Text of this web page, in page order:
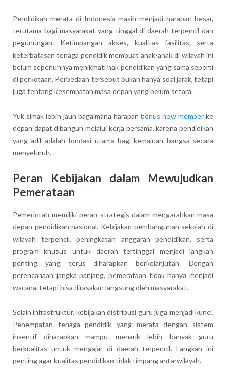
Pendidikan merata di Indonesia masih menjadi harapan besar,
terutama bagi masyarakat yang tinggal di daerah terpencil dan
pegunungan. Ketimpangan akses, kualitas fasilitas, serta
keterbatasan tenaga pendidik membuat anak-anak di wilayah ini
belum sepenuhnya menikmati hak pendidikan yang sama seperti
di perkotaan. Perbedaan tersebut bukan hanya soal jarak, tetapi
juga tentang kesempatan masa depan yang belum setara.
Yuk simak lebih jauh bagaimana harapanbonus new member ke
depan dapat dibangun melalui kerja bersama, karena pendidikan
yang adil adalah fondasi utama bagi kemajuan bangsa secara
menyeluruh.
Peran Kebijakan dalam Mewujudkan
Pemerataan
Pemerintah memiliki peran strategis dalam mengarahkan masa
depan pendidikan nasional. Kebijakan pembangunan sekolah di
wilayah terpencil, peningkatan anggaran pendidikan, serta
program khusus untuk daerah tertinggal menjadi langkah
penting yang terus diharapkan berkelanjutan. Dengan
perencanaan jangka panjang, pemerataan tidak hanya menjadi
wacana, tetapi bisa dirasakan langsung oleh masyarakat.
Selain infrastruktur, kebijakan distribusi guru juga menjadi kunci.
Penempatan tenaga pendidik yang merata dengan sistem
insentif diharapkan mampu menarik lebih banyak guru
berkualitas untuk mengajar di daerah terpencil. Langkah ini
penting agar kualitas pendidikan tidak timpang antarwilayah.